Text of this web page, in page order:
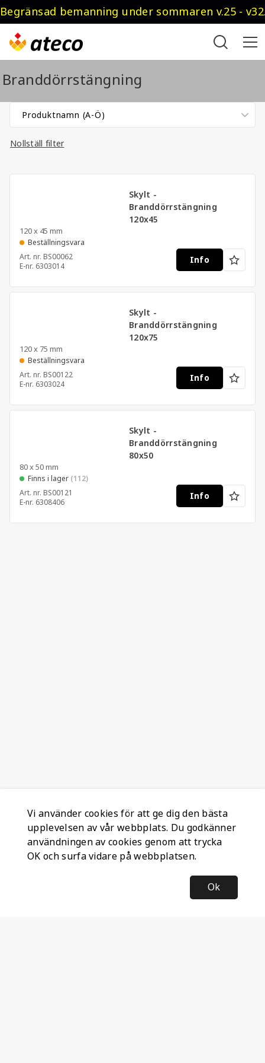
Begränsad bemanning under sommaren v.25 -
Branddörrstängning
Nollställ filter
Skylt -
Branddörrstängning
120x45
120 x 45 mm
Beställningsvara
Art. nr. BS00062
E-nr. 6303014
Info
Skylt -
Branddörrstängning
120x75
120 x 75 mm
Beställningsvara
Art. nr. BS00122
E-nr. 6303024
Info
Skylt -
Branddörrstängning
80x50
80 x 50 mm
Finns i lager (112)
Art. nr. BS00121
E-nr. 6308406
Info
Vi använder cookies för att ge dig den bästa
upplevelsen av vår webbplats. Du godkänner
användningen av cookies genom att trycka
OK och surfa vidare på webbplatsen.
Ok